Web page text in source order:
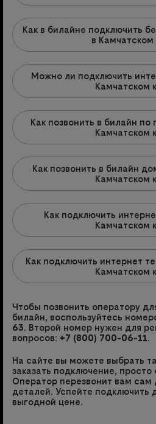
Как в билайне подключить
в Камчатском
Можно ли подключить
Камчатском
Как позвонить в билайн по
Камчатском
Как позвонить в билайн
Камчатском
Как подключить
Камчатском
Как подключить интернет
Камчатском
Чтобы позвонить оператору
билайн, воспользуйтесь
63. Второй номер нужен для
вопросов: +7 (800) 700-06-11.
На сайте вы можете выбрать
заказать подключение, просто
Оператор перезвонит вам сам
деталей. Успейте подключить
выгодной цене.